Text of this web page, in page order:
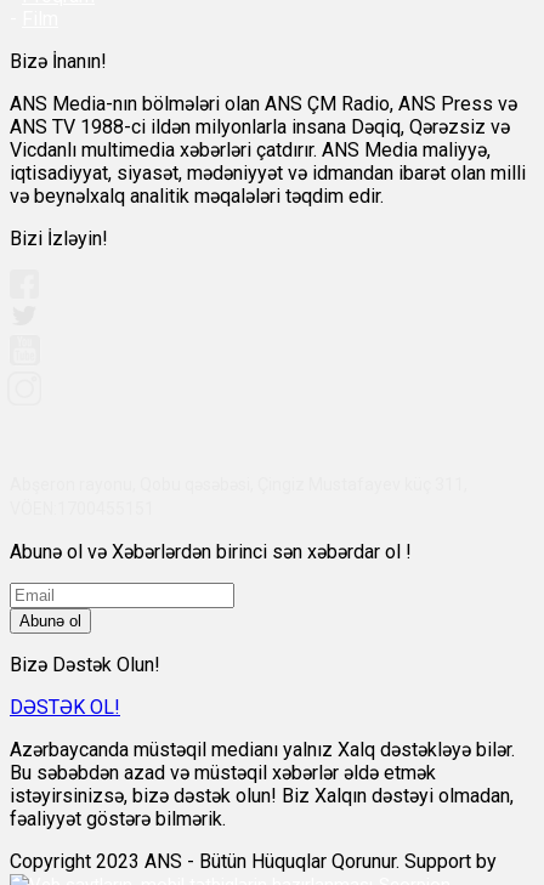
Bizə İnanın!
ANS Media-nın bölmələri olan ANS ÇM Radio, ANS Press və
ANS TV 1988-ci ildən milyonlarla insana Dəqiq, Qərəzsiz və
Vicdanlı multimedia xəbərləri çatdırır. ANS Media maliyyə,
iqtisadiyyat, siyasət, mədəniyyət və idmandan ibarət olan milli
və beynəlxalq analitik məqalələri təqdim edir.
Bizi İzləyin!
Abunə ol və Xəbərlərdən birinci sən xəbərdar ol !
Abunə ol
Bizə Dəstək Olun!
DƏSTƏK OL!
Azərbaycanda müstəqil medianı yalnız Xalq dəstəkləyə bilər.
Bu səbəbdən azad və müstəqil xəbərlər əldə etmək
istəyirsinizsə, bizə dəstək olun! Biz Xalqın dəstəyi olmadan,
fəaliyyət göstərə bilmərik.
Copyright 2023 ANS - Bütün Hüquqlar Qorunur. Support by